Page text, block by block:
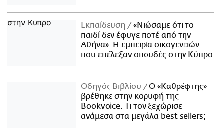
Εκπαίδευση
«Νιώσαμε ότι το
παιδί δεν έφυγε ποτέ από την
Αθήνα»: Η εμπειρία οικογενειών
που επέλεξαν σπουδές στην Κύπρο
Οδηγός Βιβλίου
Ο «Καθρέφτης»
βρέθηκε στην κορυφή της
Bookvoice. Τι τον ξεχώρισε
ανάμεσα στα μεγάλα best sellers;